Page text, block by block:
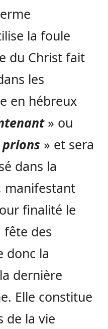
la foule
du Christ fait
les
en hébreux
» ou
prions » et sera
dans la
manifestant
finalité le
fête des
donc la
dernière
Elle constitue
de la vie